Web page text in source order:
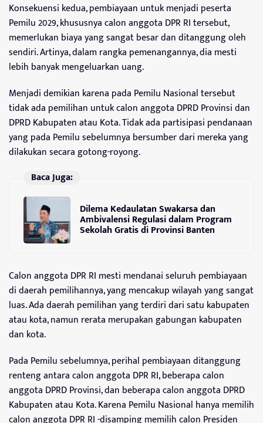
Konsekuensi kedua, pembiayaan untuk menjadi peserta
Pemilu 2029, khususnya calon anggota DPR RI tersebut,
memerlukan biaya yang sangat besar dan ditanggung oleh
sendiri. Artinya, dalam rangka pemenangannya, dia mesti
lebih banyak mengeluarkan uang.
Menjadi demikian karena pada Pemilu Nasional tersebut
tidak ada pemilihan untuk calon anggota DPRD Provinsi dan
DPRD Kabupaten atau Kota. Tidak ada partisipasi pendanaan
yang pada Pemilu sebelumnya bersumber dari mereka yang
dilakukan secara gotong-royong.
Baca Juga:
Dilema Kedaulatan Swakarsa dan
Ambivalensi Regulasi dalam Program
Sekolah Gratis di Provinsi Banten
Calon anggota DPR RI mesti mendanai seluruh pembiayaan
di daerah pemilihannya, yang mencakup wilayah yang sangat
luas. Ada daerah pemilihan yang terdiri dari satu kabupaten
atau kota, namun rerata merupakan gabungan kabupaten
dan kota.
Pada Pemilu sebelumnya, perihal pembiayaan ditanggung
renteng antara calon anggota DPR RI, beberapa calon
anggota DPRD Provinsi, dan beberapa calon anggota DPRD
Kabupaten atau Kota. Karena Pemilu Nasional hanya memilih
calon anggota DPR RI -disamping memilih calon Presiden